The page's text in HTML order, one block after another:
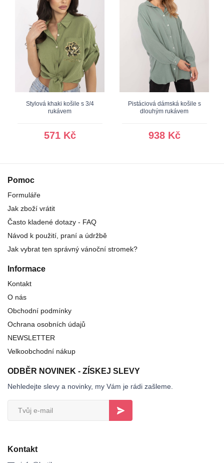
Stylová khaki košile s 3/4
rukávem
571 Kč
Pistáciová dámská košile s
dlouhým rukávem
938 Kč
Pomoc
Formuláře
Jak zboží vrátit
Často kladené dotazy - FAQ
Návod k použití, praní a údržbě
Jak vybrat ten správný vánoční stromek?
Informace
Kontakt
O nás
Obchodní podmínky
Ochrana osobních údajů
NEWSLETTER
Velkoobchodní nákup
ODBĚR NOVINEK - ZÍSKEJ SLEVY
Nehledejte slevy a novinky, my Vám je rádi zašleme.
Kontakt